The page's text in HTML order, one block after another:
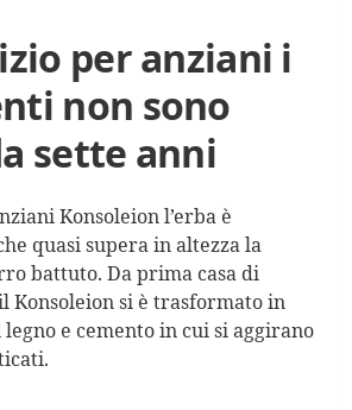
per anziani i
non sono
sette anni
Konsoleion l’erba è
quasi supera in altezza la
battuto. Da prima casa di
Konsoleion si è trasformato in
e cemento in cui si aggirano